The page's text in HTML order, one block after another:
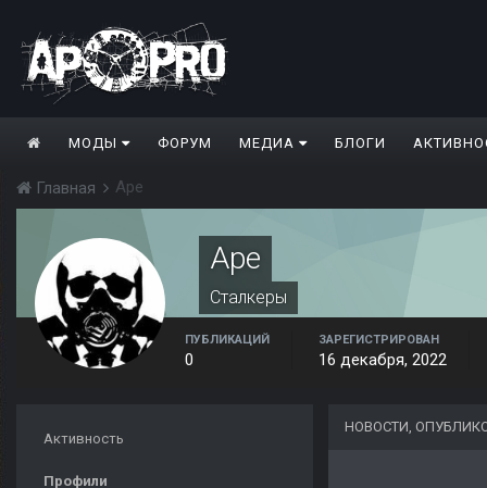
МОДЫ ФОРУМ МЕДИА БЛОГИ
Главная Ape
Ape
Сталкеры
ПУБЛИКАЦИЙ
0
ЗАРЕГИСТРИРОВАН
16 декабря, 2022
Активность
Профили
НОВОСТИ,